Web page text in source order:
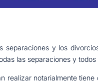
separaciones y los
las separaciones y
realizar notarialmente